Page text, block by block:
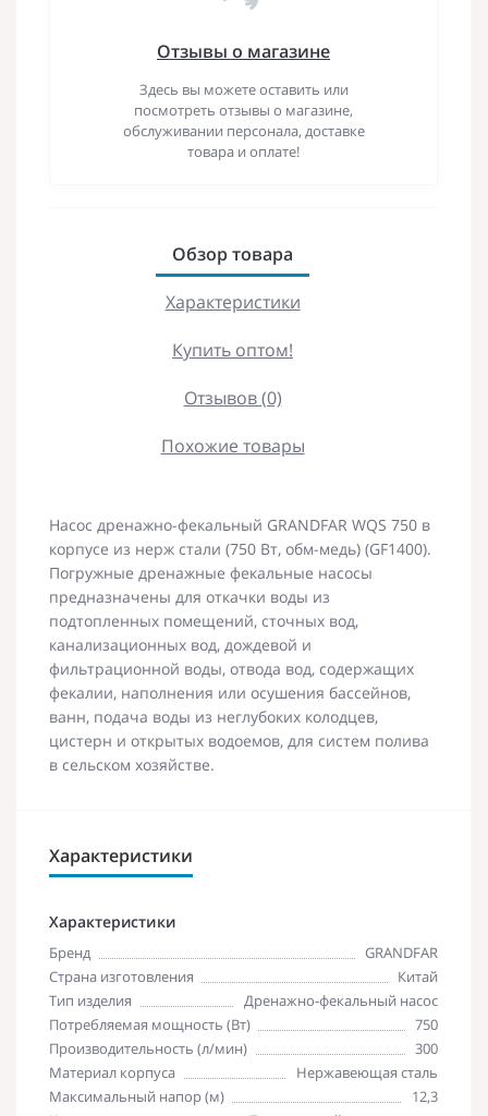
Отзывы о магазине
Здесь вы можете оставить или
посмотреть отзывы о магазине,
обслуживании персонала, доставке
товара и оплате!
Обзор товара
Характеристики
Купить оптом!
Отзывов (0)
Похожие товары
Насос дренажно-фекальный GRANDFAR WQS 750 в
корпусе из нерж стали (750 Вт, обм-медь) (GF1400).
Погружные дренажные фекальные насосы
предназначены для откачки воды из
подтопленных помещений, сточных вод,
канализационных вод, дождевой и
фильтрационной воды, отвода вод, содержащих
фекалии, наполнения или осушения бассейнов,
ванн, подача воды из неглубоких колодцев,
цистерн и открытых водоемов, для систем полива
в сельском хозяйстве.
Характеристики
Характеристики
Бренд
GRANDFAR
Страна изготовления
Китай
Тип изделия
Дренажно-фекальный насос
Потребляемая мощность (Вт)
750
Производительность (л/мин)
300
Материал корпуса
Нержавеющая сталь
Максимальный напор (м)
12,3